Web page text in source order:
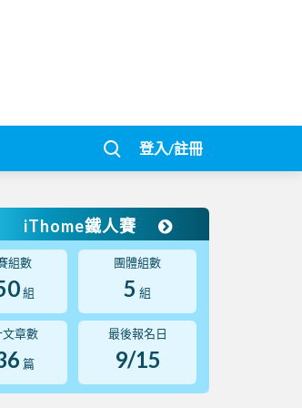
登入/註冊
iThome鐵人賽
組數
組
團體組數
5 組
文章數
篇
最後報名日
9/15